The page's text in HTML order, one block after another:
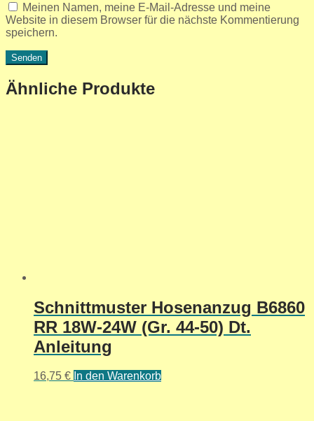
Meinen Namen, meine E-Mail-Adresse und meine
Website in diesem Browser für die nächste Kommentierung
speichern.
Ähnliche Produkte
Schnittmuster Hosenanzug B6860
RR 18W-24W (Gr. 44-50) Dt.
Anleitung
16,75 € In den Warenkorb